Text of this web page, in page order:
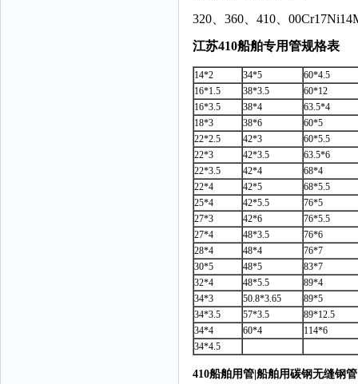
320、360、410、
江苏410船舶专用管规格表
14*2 34*5
60*4.5
16*1.5
38*3.5
60*12
16*3.5
38*4
63.5*4
18*3
38*6
60*5
22*2.5
42*3
60*5.5
22*3
42*3.5
63.5*6
22*3.5
42*4
68*4
22*4
42*5
68*5.5
25*4
42*5.5
76*5
27*3
42*6
76*5.5
27*4
48*3.5
76*6
28*4
48*4
76*7
30*5
48*5
83*7
32*4
48*5.5
89*4
34*3
50.8*3.65
89*5
34*3.5
57*3.5
89*12.5
34*4
60*4
114*6
34*4.5
410船舶用管|船舶用碳钢无缝钢管